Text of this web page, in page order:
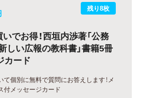
残り8枚
でお得！西垣内渉著「公務
しい広報の教科書」書籍5冊
カード
て個別に無料で質問にお答えします！メ
付メッセージカード